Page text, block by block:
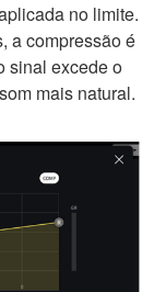
no limite.
a compressão é
sinal excede o
mais natural.